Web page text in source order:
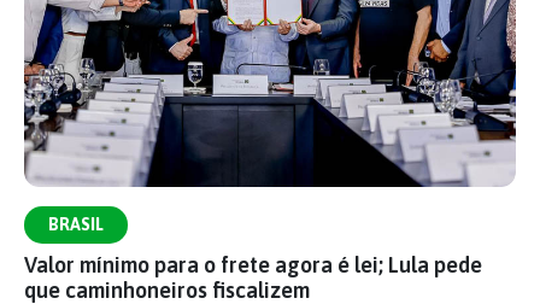
BRASIL
Valor mínimo para o frete agora é lei; Lula pede
que caminhoneiros fiscalizem